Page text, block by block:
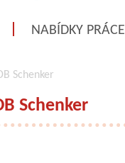
NABÍDKY PRÁCE
Schenker
Schenker